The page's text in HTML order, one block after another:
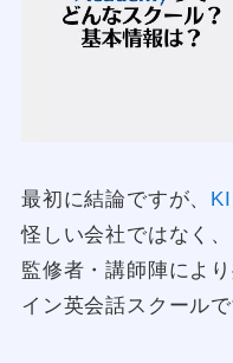
最初に結論ですが、
怪しい会社ではなく
監修者・講師陣によ
イン英会話スクールで